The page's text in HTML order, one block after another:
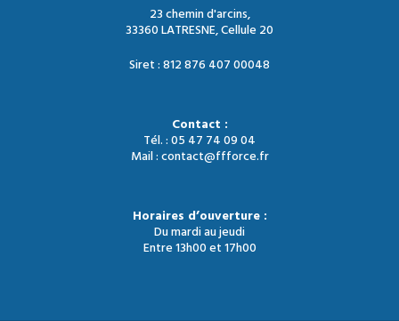
23 chemin d'arcins,
33360 LATRESNE, Cellule 20
Siret : 812 876 407 00048
Contact :
Tél. : 05 47 74 09 04
Mail : contact@ffforce.fr
Horaires d’ouverture :
Du mardi au jeudi
Entre 13h00 et 17h00